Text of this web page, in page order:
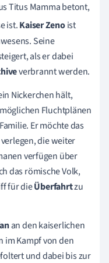
Titus Mamma betont,
ist.Kaiser Zenoist
Seine
als er dabei
verbrannt werden.
Nickerchen hält,
Fluchtplänen
Er möchte das
verlegen, die weiter
verfügen über
das römische Volk,
für dieÜberfahrtzu
an den kaiserlichen
im Kampf von den
und dabei bis zur